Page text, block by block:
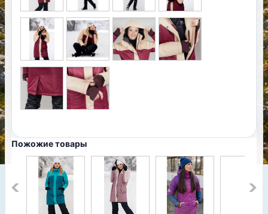
Пожожие товары